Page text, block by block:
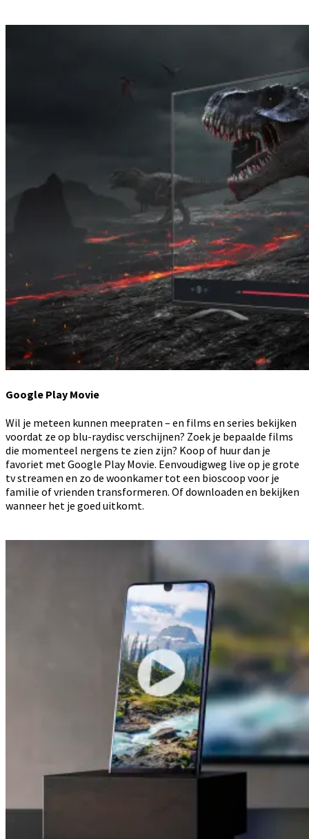
Google Play Movie
Wil je meteen kunnen meepraten – en films en series bekijken
voordat ze op blu-raydisc verschijnen? Zoek je bepaalde films
die momenteel nergens te zien zijn? Koop of huur dan je
favoriet met Google Play Movie. Eenvoudigweg live op je grote
tv streamen en zo de woonkamer tot een bioscoop voor je
familie of vrienden transformeren. Of downloaden en bekijken
wanneer het je goed uitkomt.